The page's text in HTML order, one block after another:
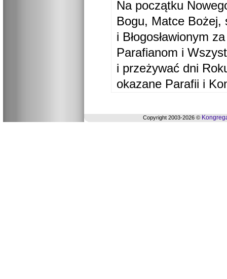
Na początku
Bogu, Matce Bożej,
i Błogosławionym
Parafianom i
i przeżywać dni
okazane Parafii i
Copyright 2003-2026 ©